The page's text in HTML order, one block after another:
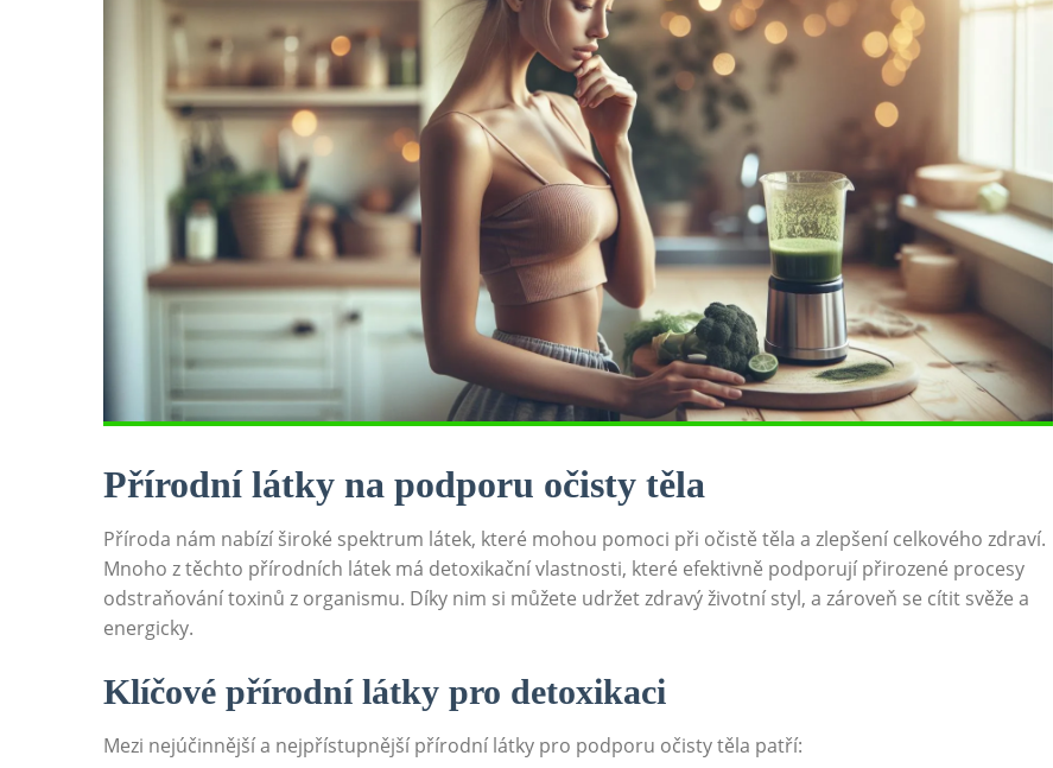
Přírodní⁢ látky na ⁢podporu očisty těla
Příroda ​nám nabízí ‍široké⁤ spektrum látek, které⁣ mohou⁢ pomoci ​při očistě těla a zlepšení ⁤celkového zdraví. ​
Mnoho​ z těchto přírodních ⁤látek má detoxikační ‍vlastnosti, ⁣které efektivně podporují ⁢přirozené procesy
odstraňování toxinů z organismu. Díky nim si můžete udržet zdravý životní styl,​ a zároveň se cítit svěže a​
energicky.
Klíčové přírodní látky pro detoxikaci
Mezi‍ nejúčinnější a nejpřístupnější přírodní látky pro podporu očisty těla patří: